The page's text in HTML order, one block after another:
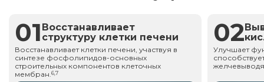
01 Восстанавливает
структуру клетки печени
Восстанавливает клетки печени, участвуя в
синтезе фосфолипидов-основных
строительных компонентов клеточных
мембран.6,7
02
Улучшает